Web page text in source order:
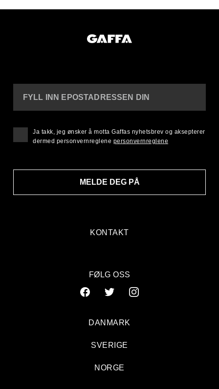
KONTAKT
FYLL INN EPOSTADRESSEN DIN
MELDE DEG PÅ
Ja takk, jeg ønsker å motta Gaffas nyhetsbrev og aksepterer
dermed personvernreglene personvernreglene
FØLG OSS
DANMARK
SVERIGE
NORGE